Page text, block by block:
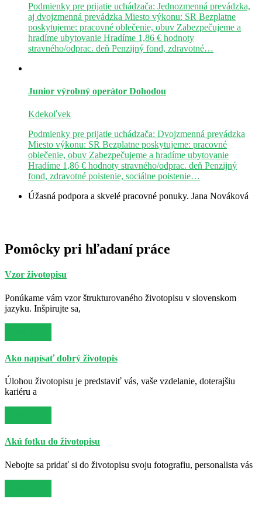
Podmienky pre prijatie uchádzača: Jednozmenná prevádzka,
aj dvojzmenná prevádzka Miesto výkonu: SR Bezplatne
poskytujeme: pracovné oblečenie, obuv Zabezpečujeme a
hradíme ubytovanie Hradíme 1,86 € hodnoty
stravného/odprac. deň Penzijný fond, zdravotné…
Junior výrobný operátor Dohodou
Kdekoľvek
Podmienky pre prijatie uchádzača: Dvojzmenná prevádzka
Miesto výkonu: SR Bezplatne poskytujeme: pracovné
oblečenie, obuv Zabezpečujeme a hradíme ubytovanie
Hradíme 1,86 € hodnoty stravného/odprac. deň Penzijný
fond, zdravotné poistenie, sociálne poistenie…
Úžasná podpora a skvelé pracovné ponuky. Jana Nováková
Pomôcky pri hľadaní práce
Vzor životopisu
Ponúkame vám vzor štrukturovaného životopisu v slovenskom
jazyku. Inšpirujte sa,
Ako napísať dobrý životopis
Úlohou životopisu je predstaviť vás, vaše vzdelanie, doterajšiu
kariéru a
Akú fotku do životopisu
Nebojte sa pridať si do životopisu svoju fotografiu, personalista vás